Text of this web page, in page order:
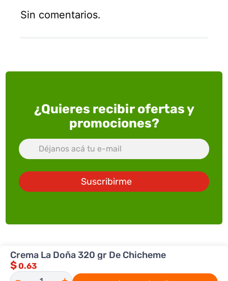
Sin comentarios.
¿Quieres recibir ofertas y
promociones?
Suscribirme
Crema La Doña 320 gr De Chicheme
$0.63
ACERCA DE SUPERXTRA
Quienes somos
SERVICIOS